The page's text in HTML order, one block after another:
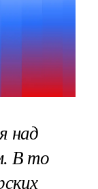
над
В то